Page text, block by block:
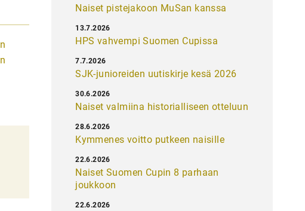
Naiset pistejakoon MuSan kanssa
HPS vahvempi Suomen Cupissa
13.7.2026
SJK-junioreiden uutiskirje kesä 2026
7.7.2026
Naiset valmiina historialliseen otteluun
30.6.2026
Kymmenes voitto putkeen naisille
28.6.2026
Naiset Suomen Cupin 8 parhaan
joukkoon
22.6.2026
22.6.2026